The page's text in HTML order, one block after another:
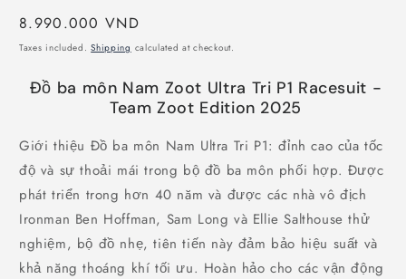
Regular
price
8.990.000 VND
Taxes included.Shipping calculated at checkout.
Đồ ba môn Nam Zoot Ultra Tri P1 Racesuit -
Team Zoot Edition 2025
Giới thiệu Đồ ba môn Nam Ultra Tri P1: đỉnh cao của tốc
độ và sự thoải mái trong bộ đồ ba môn phối hợp. Được
phát triển trong hơn 40 năm và được các nhà vô địch
Ironman Ben Hoffman, Sam Long và Ellie Salthouse thử
nghiệm, bộ đồ nhẹ, tiên tiến này đảm bảo hiệu suất và
khả năng thoáng khí tối ưu. Hoàn hảo cho các vận động